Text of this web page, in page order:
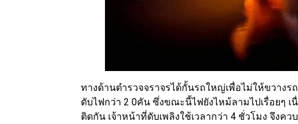
ทางด้านตำรวจจราจรได้กั้นรถใหญ่เพื่อไม่ให้ขวาง
ดับไฟกว่า 2 0คัน ซึ่งขณะนี้ไฟยังไหม้ลามไปเรื่อยๆ
ติดกัน เจ้าหน้าที่ดับเพลิงใช้เวลากว่า 4 ชั่วโมง จึงค